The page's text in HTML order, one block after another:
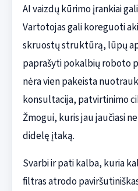
AI vaizdų kūrimo įrankiai
Vartotojas gali koreguoti
skruostų struktūrą, lūpų
paprašyti pokalbių roboto
nėra vien pakeista
konsultacija, patvirtinimo
Žmogui, kuris jau jaučiasi
didelę įtaką.
Svarbi ir pati kalba, kuria
filtras atrodo